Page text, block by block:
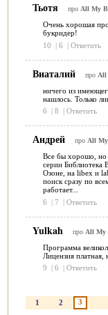
Тьотя про All My
Очень хорошая
букридер!
10
| 6 | Ответить
Виаталий про All
ничего из
нашлось. Только
6
| 8 | Ответить
Андрей про All My
Все бы хорошо, но
серии Библиотека
Озоне, на libex и
поиск сразу по
работает...
6
| 7 | Ответить
Yulkah про All My
Программа
Лицензия платная,
9
| 6 | Ответить
1 2 3